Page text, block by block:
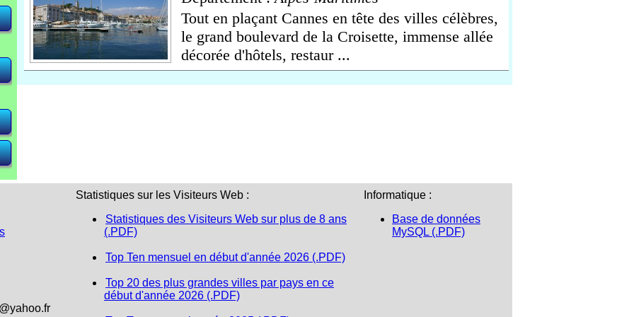
Tout en plaçant Cannes en tête des villes célèbres,
le grand boulevard de la Croisette, immense allée
décorée d'hôtels, restaur ...
Statistiques sur les Visiteurs Web :
Statistiques des Visiteurs Web sur plus de 8 ans
(.PDF)
Top Ten mensuel en début d'année 2026 (.PDF)
Top 20 des plus grandes villes par pays en ce
début d'année 2026 (.PDF)
Informatique :
Base de données
MySQL (.PDF)